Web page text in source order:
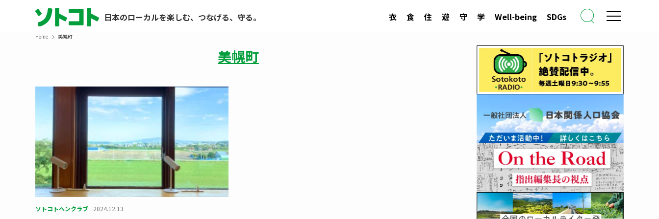
日本のローカルを楽しむ、つなげる、守る。 衣 食 住 遊 守 学 Well-being SDGs
Home 美幌町
美幌町
ソトコトペンクラブ 2024.12.13